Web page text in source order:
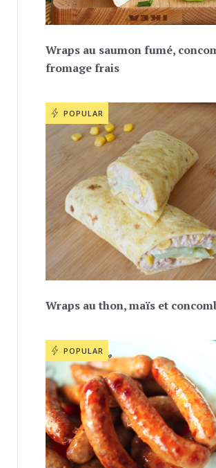
Wraps au saumon fumé,
fromage frais
POPULAR
Wraps au thon, maïs et
POPULAR